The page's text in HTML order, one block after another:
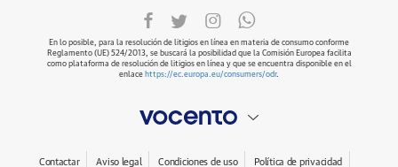
En lo posible, para la resolución de litigios en línea en materia de consumo conforme
Reglamento (UE) 524/2013, se buscará la posibilidad que la Comisión Europea facilita
como plataforma de resolución de litigios en línea y que se encuentra disponible en el
enlace https://ec.europa.eu/consumers/odr.
Contactar Aviso legal Condiciones de uso Política de privacidad